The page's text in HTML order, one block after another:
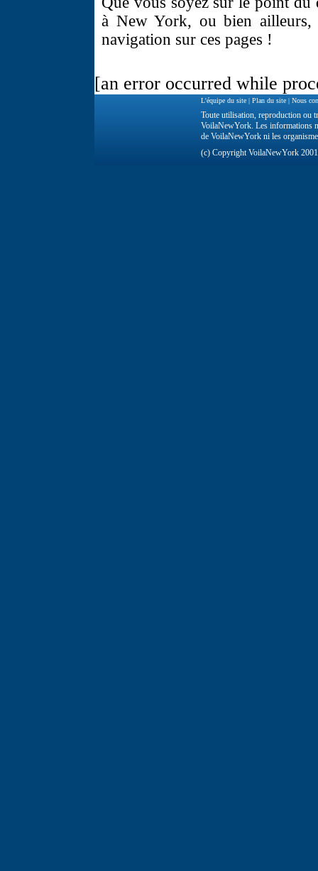
à New York, ou bien ailleurs,
navigation sur ces pages !
[an error occurred while
L'équipe du site | Plan du site | Nous
Toute utilisation, reproduction ou
VoilaNewYork. Les informations
de VoilaNewYork ni les
(c) Copyright VoilaNewYork